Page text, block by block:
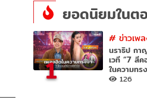
ยอดนิยมในต
1
# ข่าวเพ
นราธิป ก
เวที “7 สีค
ในความทร
126